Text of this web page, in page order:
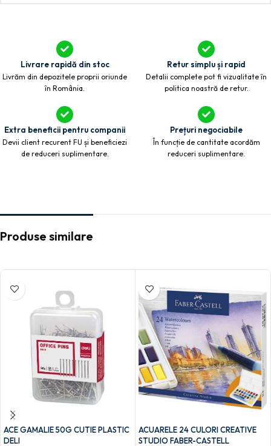
Livrare rapidă din stoc
Livrăm din depozitele proprii oriunde
în România.
Retur simplu și rapid
Detalii complete pot fi vizualitate în
politica noastră de retur.
Extra beneficii pentru companii
Devii client recurent FU și beneficiezi
de reduceri suplimentare.
Prețuri negociabile
În funcție de cantitate acordăm
reduceri suplimentare.
Produse similare
ACE GAMALIE 50G CUTIE PLASTIC
DELI
ACUARELE 24 CULORI CREATIVE
STUDIO FABER-CASTELL